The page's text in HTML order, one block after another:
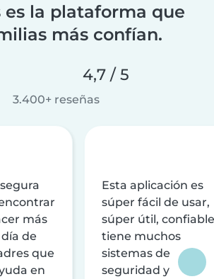
es la plataforma que
más confían.
4,7 / 5
3.400+ reseñas
más
de
que
en
Esta aplicación es
súper fácil de usar,
súper útil,
tiene muchos
sistemas de
seguridad y